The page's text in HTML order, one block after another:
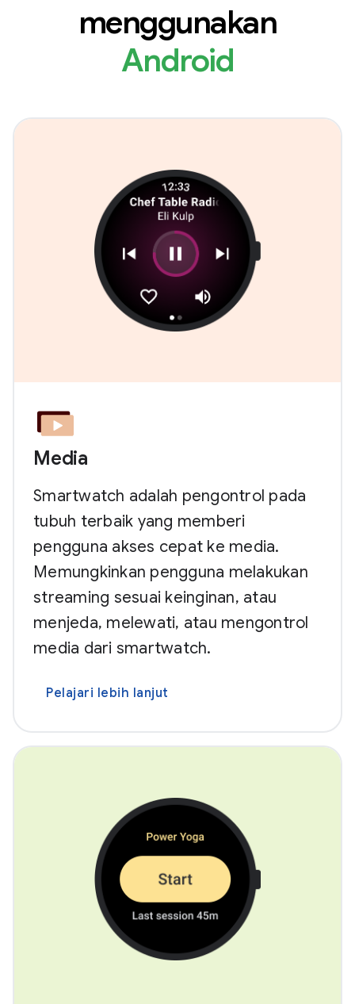
menggunakan
Android
Media
Smartwatch adalah pengontrol pada
tubuh terbaik yang memberi
pengguna akses cepat ke media.
Memungkinkan pengguna melakukan
streaming sesuai keinginan, atau
menjeda, melewati, atau mengontrol
media dari smartwatch.
Pelajari lebih lanjut